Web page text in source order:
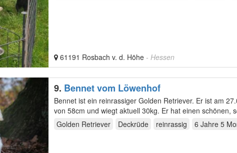
61191 Rosbach v. d. Höhe - Hessen
9. Bennet vom Löwenhof
Bennet ist ein reinrassiger Golden Retriever. Er ist am
von 58cm und wiegt aktuell 30kg. Er hat einen
Golden Retriever
Deckrüde reinrassig 6 Jahre 5